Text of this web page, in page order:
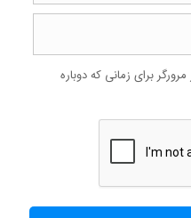
برای زمانی که دوباره